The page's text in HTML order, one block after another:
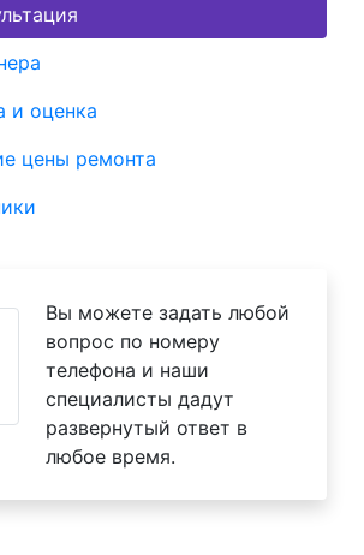
и оценка
цены ремонта
Вы можете задать любой
вопрос по номеру
телефона и наши
специалисты дадут
развернутый ответ в
любое время.